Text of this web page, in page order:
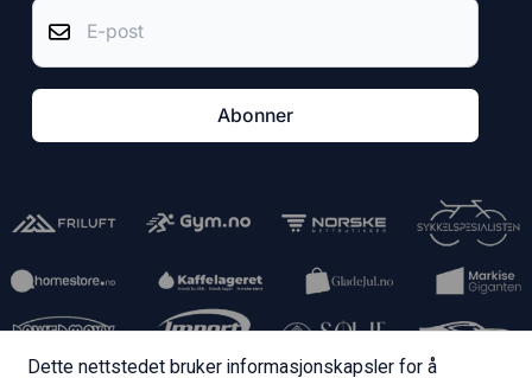
post@gym.no
Bytte og retur
Abonner
Dette nettstedet bruker informasjonskapsler for å